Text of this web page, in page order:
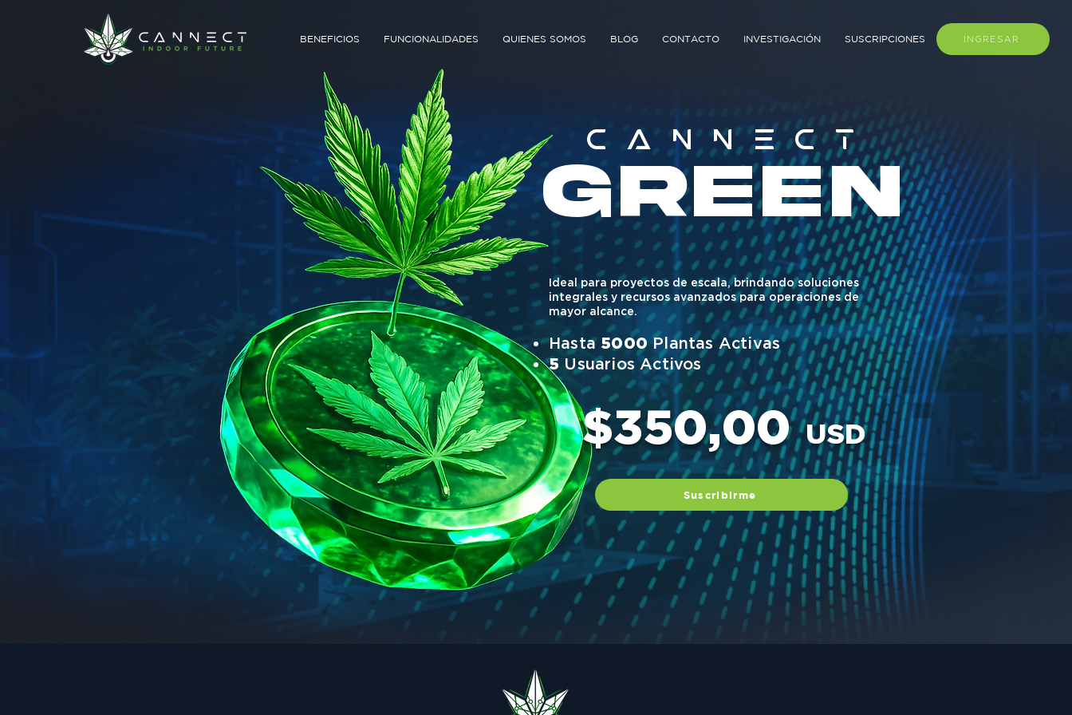
BENEFICIOS FUNCIONALIDADES QUIENES SOMOS BLOG CONTACTO INVESTIGACIÓN SUSCRIPCIONES INGRESAR
CANNECT
GREEN
Ideal para proyectos de escala, brindando soluciones
integrales y recursos avanzados para operaciones de
mayor alcance.
Hasta5000Plantas Activas
5 Usuarios Activos
$350,00USD
Suscribirme